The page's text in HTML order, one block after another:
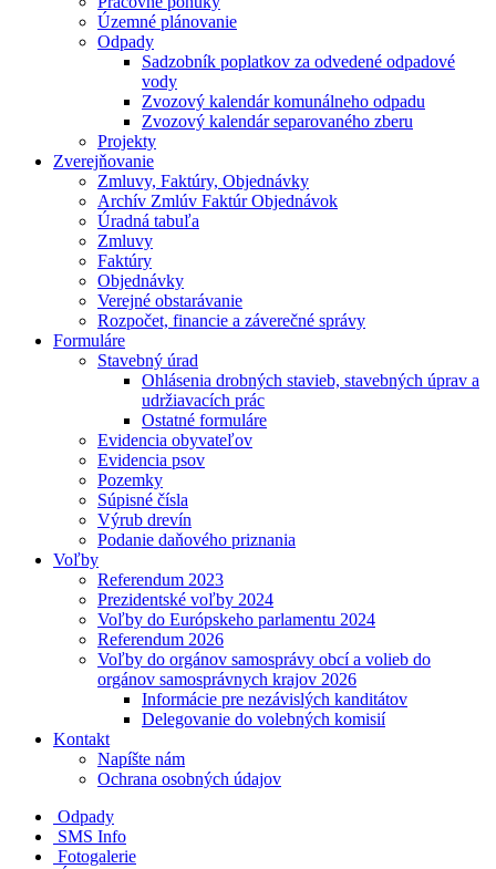
Územné plánovanie
Odpady
Sadzobník poplatkov za odvedené odpadové
vody
Zvozový kalendár komunálneho odpadu
Zvozový kalendár separovaného zberu
Projekty
Zverejňovanie
Zmluvy, Faktúry, Objednávky
Archív Zmlúv Faktúr Objednávok
Úradná tabuľa
Zmluvy
Faktúry
Objednávky
Verejné obstarávanie
Rozpočet, financie a záverečné správy
Formuláre
Stavebný úrad
Ohlásenia drobných stavieb, stavebných úprav a
udržiavacích prác
Ostatné formuláre
Evidencia obyvateľov
Evidencia psov
Pozemky
Súpisné čísla
Výrub drevín
Podanie daňového priznania
Voľby
Referendum 2023
Prezidentské voľby 2024
Voľby do Európskeho parlamentu 2024
Referendum 2026
Voľby do orgánov samosprávy obcí a volieb do
orgánov samosprávnych krajov 2026
Informácie pre nezávislých kanditátov
Delegovanie do volebných komisií
Kontakt
Napíšte nám
Ochrana osobných údajov
Odpady
SMS Info
Fotogalerie